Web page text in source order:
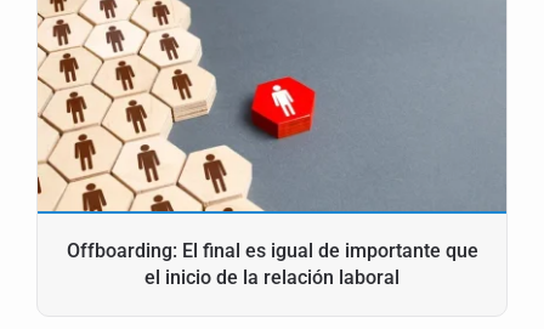
Offboarding: El final es igual de importante que
el inicio de la relación laboral